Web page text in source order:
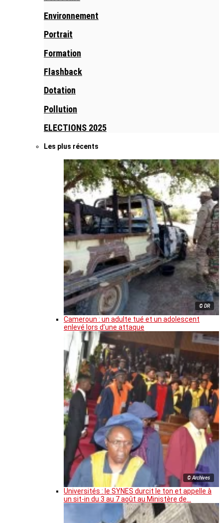
Environnement
Portrait
Formation
Flashback
Dotation
Pollution
ELECTIONS 2025
Les plus récents
© DR
Cameroun : un adulte tué et un adolescent
enlevé lors d’une attaque
© Archives
Universités : le SYNES durcit le ton et appelle à
un sit-in du 3 au 7 août au Ministère de…